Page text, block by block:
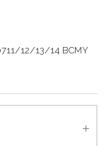
12/13/14 BCMY